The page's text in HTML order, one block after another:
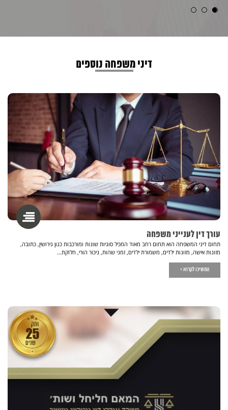
דיני משפחה נוספים
עורך דין לענייני משפחה
תחום דיני המשפחה הוא תחום רחב מאוד המכיל סוגיות שונות ומורכבות כגון גירושין, כתובה,
מזונות אישה, מזונות ילדים, משמורת ילדים, זמני שהות, ניכור הורי, חלוקת...
המשיכו לקרוא >